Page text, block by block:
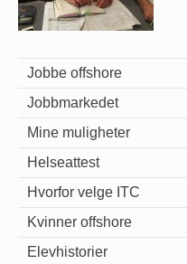
Jobbe offshore
Jobbmarkedet
Mine muligheter
Helseattest
Hvorfor velge ITC
Kvinner offshore
Elevhistorier